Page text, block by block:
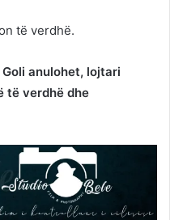
të verdhë.
anulohet, lojtari
të verdhë dhe